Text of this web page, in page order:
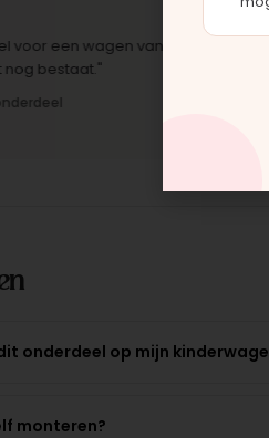
een wagen van 10
bestaat."
onderdeel op mijn
monteren?